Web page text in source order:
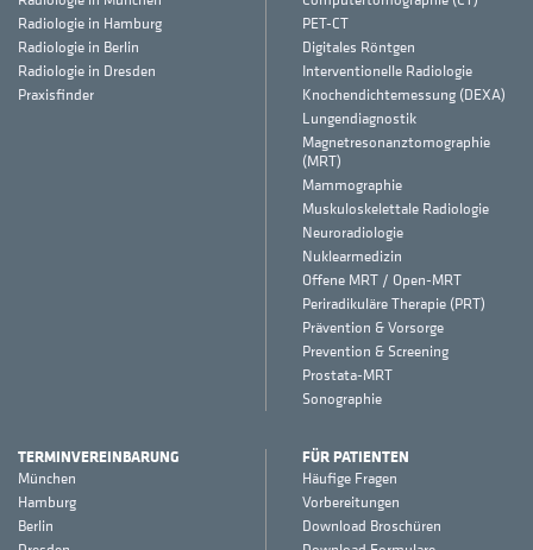
Radiologie in Hamburg
Radiologie in Berlin
Radiologie in Dresden
Praxisfinder
PET-CT
Digitales Röntgen
Interventionelle Radiologie
Knochendichtemessung (DEXA)
Lungendiagnostik
Magnetresonanztomographie
(MRT)
Mammographie
Muskuloskelettale Radiologie
Neuroradiologie
Nuklearmedizin
Offene MRT / Open-MRT
Periradikuläre Therapie (PRT)
Prävention & Vorsorge
Prevention & Screening
Prostata-MRT
Sonographie
TERMINVEREINBARUNG
München
Hamburg
Berlin
FÜR PATIENTEN
Häufige Fragen
Vorbereitungen
Download Broschüren